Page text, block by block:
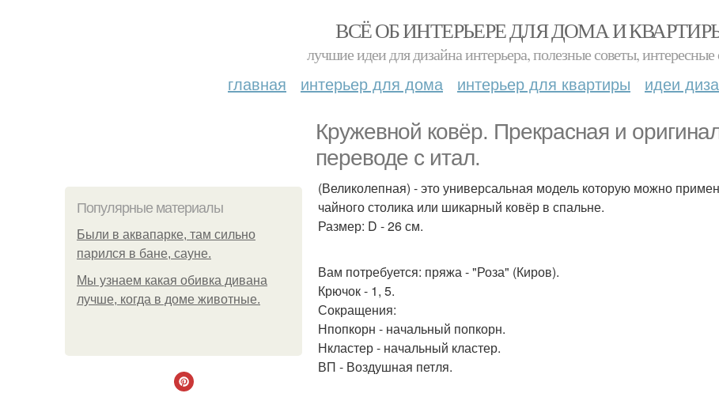
ВСЁ ОБ ИНТЕРЬЕРЕ ДЛЯ ДОМА И
лучшие идеи для дизайна интерьера, полезные советы, интересные
главная интерьер для дома интерьер для квартиры идеи
Кружевной ковёр. Прекрасная и
переводе с итал.
Популярные материалы
Были в аквапарке, там сильно
парился в бане, сауне.
Мы узнаем какая обивка дивана
лучше, когда в доме животные.
(Великолепная) - это универсальная модель которую можно
чайного столика или шикарный ковёр в спальне.
Размер: D - 26 см.
Вам потребуется: пряжа - "Роза" (Киров).
Крючок - 1, 5.
Сокращения:
Нпопкорн - начальный попкорн.
Нкластер - начальный кластер.
ВП - Воздушная петля.